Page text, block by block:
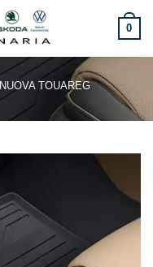
0
NUOVA TOUAREG